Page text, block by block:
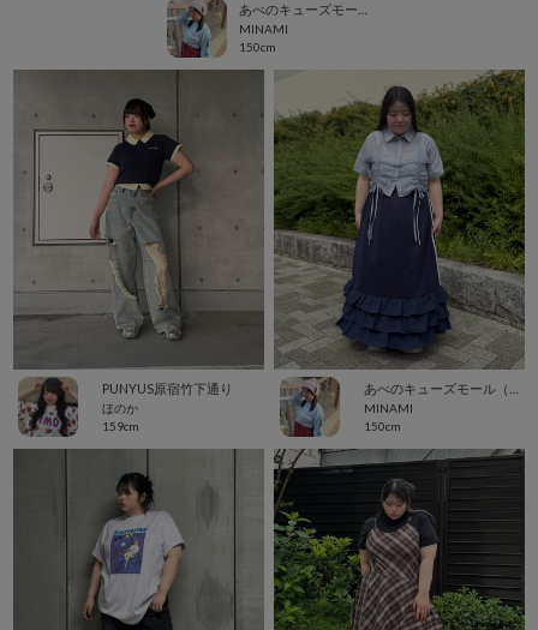
MINAMI
150cm
PUNYUS原宿竹下通り
ほのか
159cm
MINAMI
150cm